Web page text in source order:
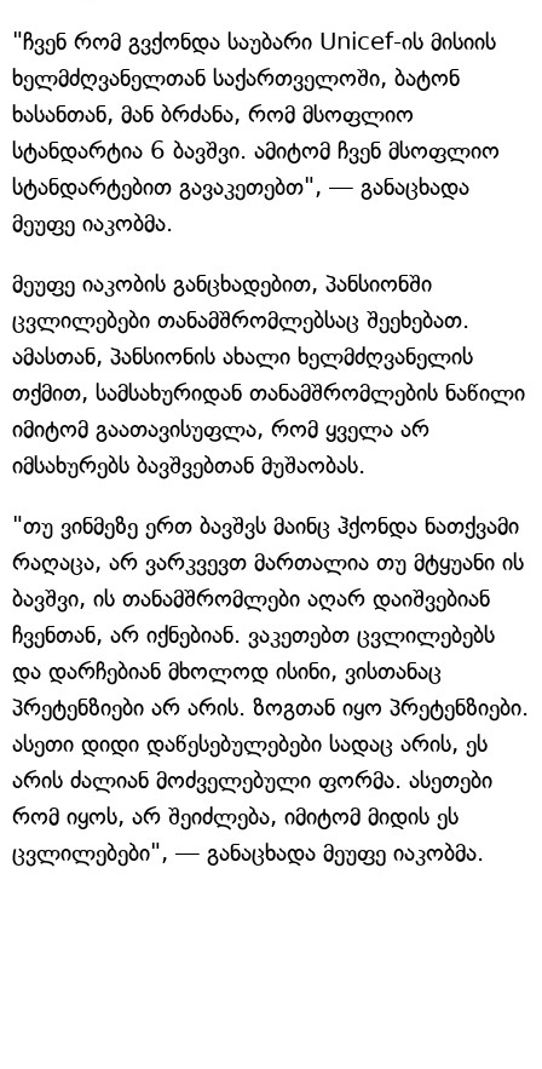
"ჩვენ რომ გვქონდა საუბარი Unicef-ის მისიის
ხელმძღვანელთან საქართველოში, ბატონ
ხასანთან, მან ბრძანა, რომ მსოფლიო
სტანდარტია 6 ბავშვი. ამიტომ ჩვენ მსოფლიო
სტანდარტებით გავაკეთებთ", — განაცხადა
მეუფე იაკობმა.
მეუფე იაკობის განცხადებით, პანსიონში
ცვლილებები თანამშრომლებსაც შეეხებათ.
ამასთან, პანსიონის ახალი ხელმძღვანელის
თქმით, სამსახურიდან თანამშრომლების ნაწილი
იმიტომ გაათავისუფლა, რომ ყველა არ
იმსახურებს ბავშვებთან მუშაობას.
"თუ ვინმეზე ერთ ბავშვს მაინც ჰქონდა ნათქვამი
რაღაცა, არ ვარკვევთ მართალია თუ მტყუანი ის
ბავშვი, ის თანამშრომლები აღარ დაიშვებიან
ჩვენთან, არ იქნებიან. ვაკეთებთ ცვლილებებს
და დარჩებიან მხოლოდ ისინი, ვისთანაც
პრეტენზიები არ არის. ზოგთან იყო პრეტენზიები.
ასეთი დიდი დაწესებულებები სადაც არის, ეს
არის ძალიან მოძველებული ფორმა. ასეთები
რომ იყოს, არ შეიძლება, იმიტომ მიდის ეს
ცვლილებები", — განაცხადა მეუფე იაკობმა.